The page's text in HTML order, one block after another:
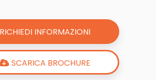
RICHIEDI INFORMAZIONI
SCARICA BROCHURE